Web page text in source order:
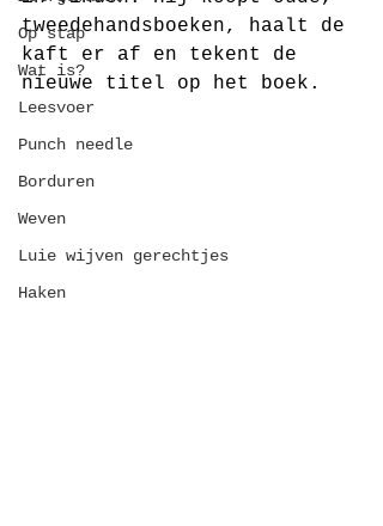
Op stap
Wat is?
Leesvoer
Punch needle
Borduren
Weven
Luie wijven gerechtjes
Haken
tweedehandsboeken, haalt de
kaft er af en tekent de
nieuwe titel op het boek.